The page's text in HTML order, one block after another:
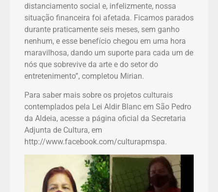
distanciamento social e, infelizmente, nossa
situação financeira foi afetada. Ficamos parados
durante praticamente seis meses, sem ganho
nenhum, e esse benefício chegou em uma hora
maravilhosa, dando um suporte para cada um de
nós que sobrevive da arte e do setor do
entretenimento”, completou Mirian.
Para saber mais sobre os projetos culturais
contemplados pela Lei Aldir Blanc em São Pedro
da Aldeia, acesse a página oficial da Secretaria
Adjunta de Cultura, em
http://www.facebook.com/culturapmspa.